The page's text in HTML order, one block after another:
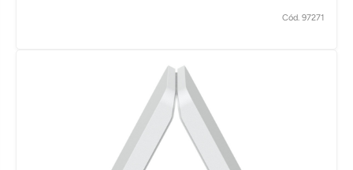
Cód. 97271